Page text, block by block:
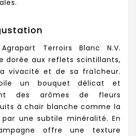
Terroirs Blanc N.V.
dorée aux reflets scintillants,
vivacité et de sa fraîcheur.
un bouquet délicat et
des arômes de fleurs
à chair blanche comme la
une subtile minéralité. En
offre une texture